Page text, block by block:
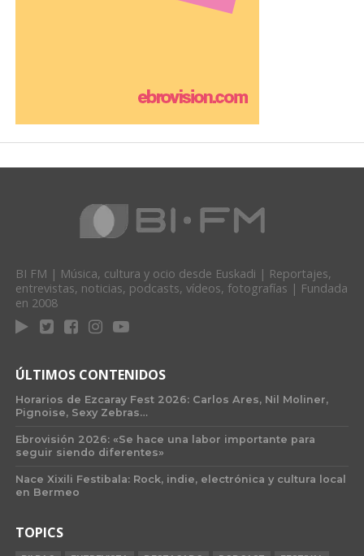
BI FM | Música, cultura y ocio desde Euskadi | Reportajes,
entrevistas, noticias, podcasts, vídeos, fotografías | Fundada
en 2008
ÚLTIMOS CONTENIDOS
Horarios de Ezcaray Fest 2026: Carlos Ares, Nil Moliner,
Pignoise, Sexy Zebras…
Ebrovisión 2026: «Se hace una labor importante para
seguir siendo diferentes»
Nace Xixili Festibala: Rock, indie, electrónica y cultura local
en Bermeo
TOPICS